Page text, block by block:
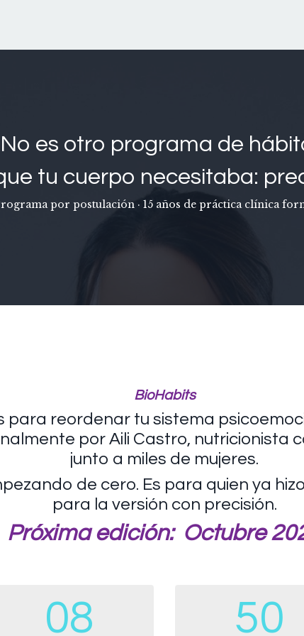
No es otro programa de
tu cuerpo necesitaba:
por postulación · 15 años de práctica clínica
BioHabits
para reordenar tu sistema
por Aili Castro, nutricionista
junto a miles de mujeres.
de cero. Es para quien ya
para la versión con precisión.
Próxima edición: Octubre
08 50